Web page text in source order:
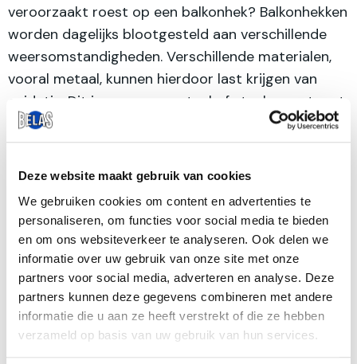
Deze website maakt gebruik van cookies
We gebruiken cookies om content en advertenties te
personaliseren, om functies voor social media te bieden
en om ons websiteverkeer te analyseren. Ook delen we
informatie over uw gebruik van onze site met onze
partners voor social media, adverteren en analyse. Deze
partners kunnen deze gegevens combineren met andere
informatie die u aan ze heeft verstrekt of die ze hebben
verzameld op basis van uw gebruik van hun services.
veroorzaakt roest op een balkonhek? Balkonhekken
worden dagelijks blootgesteld aan verschillende
weersomstandigheden. Verschillende materialen,
vooral metaal, kunnen hierdoor last krijgen van
oxidatie. Dit is wanneer metaal of staal mengt met
zuurstof of water. […]
Zijn glazen balkonhekken daadwerkelijk veilig? In
deze blog duiken we dieper in op de veiligheid van
glazen balkonhekken! Is het gebruik van glazen
balkonhekken veilig? De veiligheid van glazen
balkonhekken hangt voornamelijk af van het type
glas dat wordt gebruikt, de manier waarop het is